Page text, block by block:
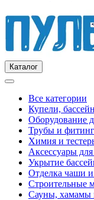
Каталог
Все категории
Купели,
Оборудование
Трубы и
Химия и
Аксессуары для
Укрытие
Отделка чаши и
Строительные
Сауны, хамамы